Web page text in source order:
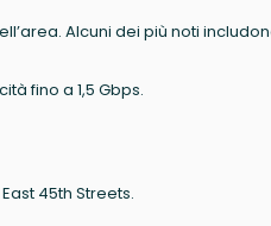
Alcuni dei più noti
fino a 1,5 Gbps.
45th Streets.